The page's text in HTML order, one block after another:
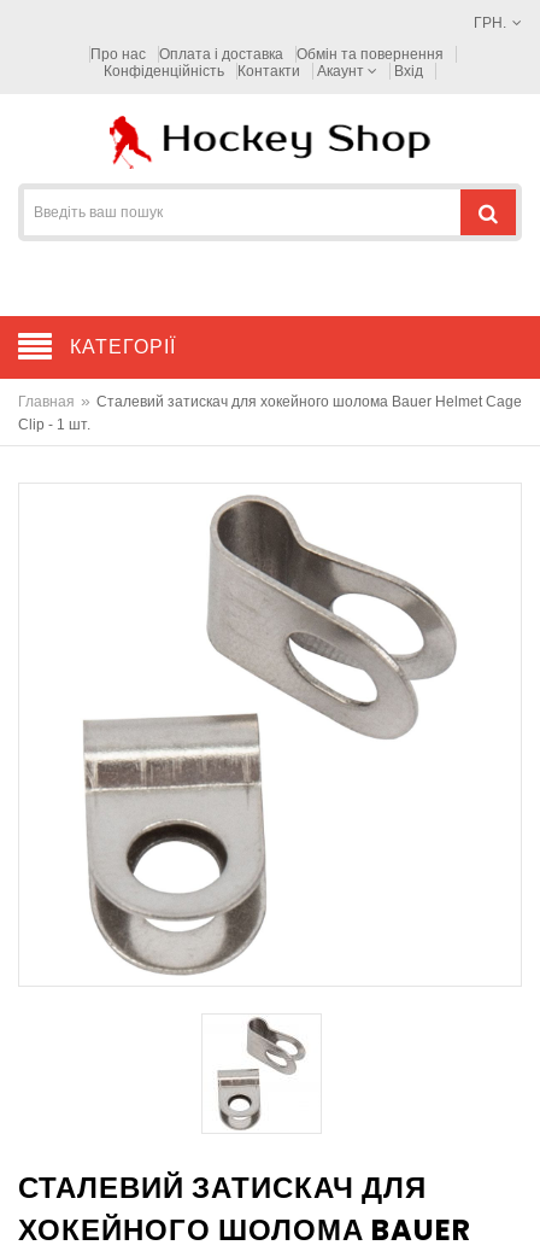
ГРН.
Про нас
Оплата і доставка
Обмін та повернення
Конфіденційність
Контакти Акаунт Вхід
КАТЕГОРІЇ
Главная » Сталевий затискач для хокейного шолома Bauer Helmet Cage
Clip - 1 шт.
СТАЛЕВИЙ ЗАТИСКАЧ ДЛЯ
ХОКЕЙНОГО ШОЛОМА BAUER